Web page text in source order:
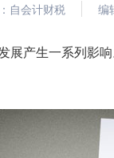
自会计财税 编
展产生一系列影